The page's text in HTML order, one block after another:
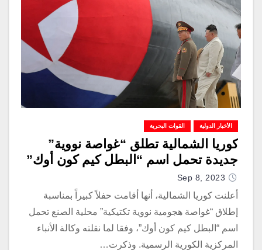
الأخبار الدولية القوات البحرية
كوريا الشمالية تطلق “غواصة نووية”
جديدة تحمل اسم “البطل كيم كون أوك”
Sep 8, 2023
أعلنت كوريا الشمالية، أنها أقامت حفلاً كبيراً بمناسبة
إطلاق “غواصة هجومية نووية تكتيكية” محلية الصنع تحمل
اسم “البطل كيم كون أوك”، وفقا لما نقلته وكالة الأنباء
المركزية الكورية الرسمية. وذكرت…